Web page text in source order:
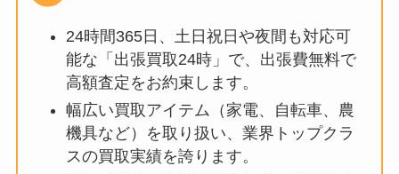
24時間365日、土日祝日や夜間も対応可
能な「出張買取24時」で、出張費無料で
高額査定をお約束します。
幅広い買取アイテム（家電、自転車、農
機具など）を取り扱い、業界トップクラ
スの買取実績を誇ります。